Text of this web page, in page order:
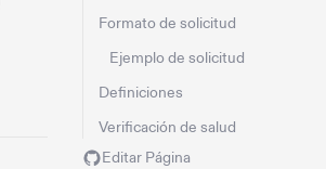
Formato de solicitud
Ejemplo de solicitud
Definiciones
Verificación de salud
Editar Página